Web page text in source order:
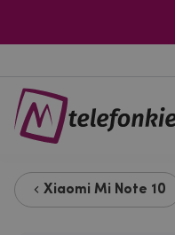
Xiaomi Mi Note 10